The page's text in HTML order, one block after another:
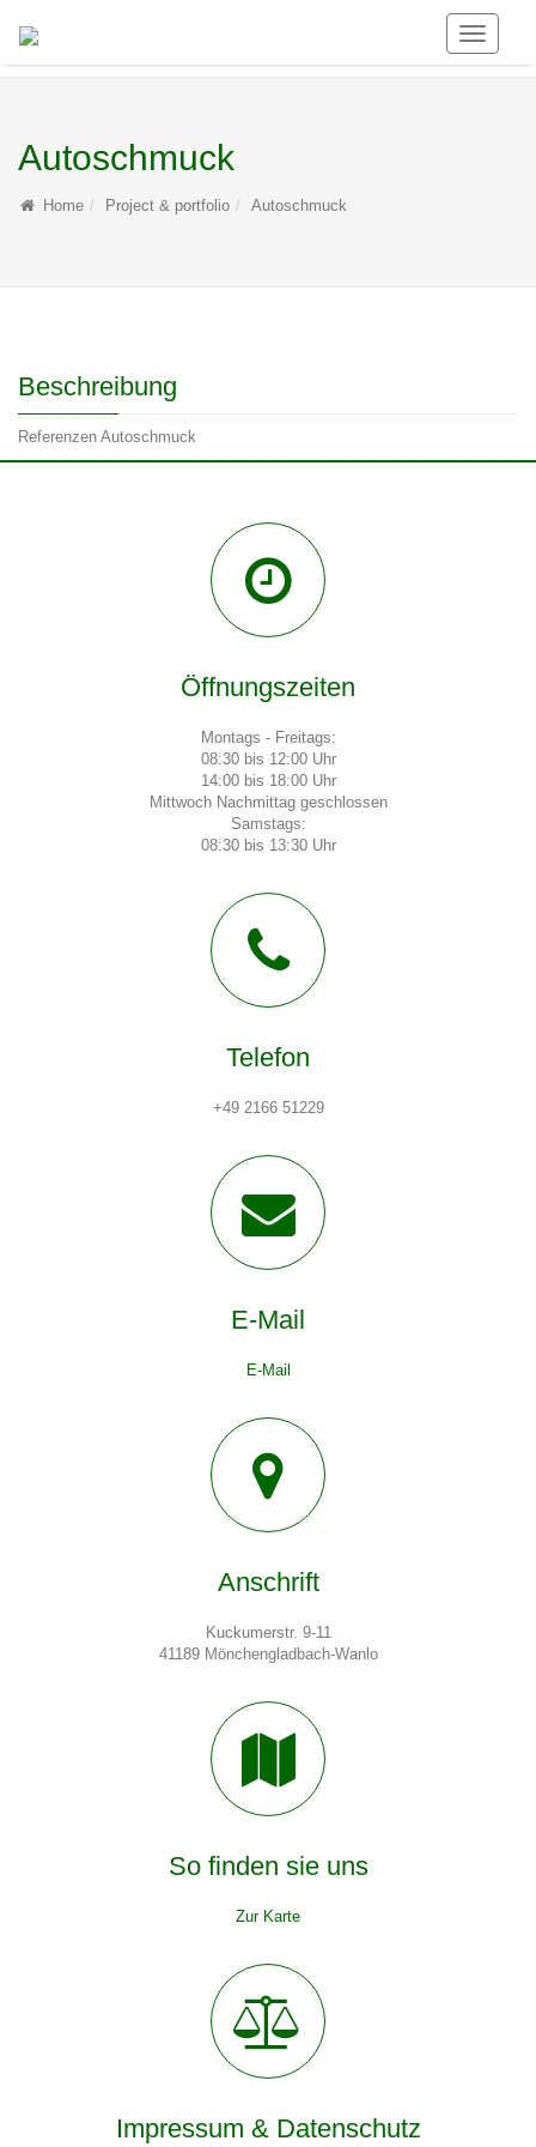
Toggle
Autoschmuck
Home Project & portfolio Autoschmuck
Beschreibung
Referenzen Autoschmuck
Öffnungszeiten
Montags - Freitags:
08:30 bis 12:00 Uhr
14:00 bis 18:00 Uhr
Mittwoch Nachmittag geschlossen
Samstags:
08:30 bis 13:30 Uhr
Telefon
+49 2166 51229
E-Mail
E-Mail
Anschrift
Kuckumerstr. 9-11
41189 Mönchengladbach-Wanlo
So finden sie uns
Zur Karte
Impressum & Datenschutz